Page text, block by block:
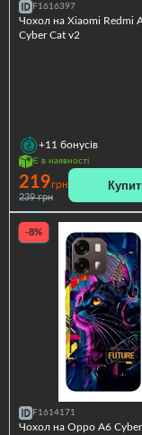
F1616397
Чохол на Xiaomi Redmi
Cyber Cat v2
+11 бонусів
Є в наявності
219грн
239 грн
-8%
F1614171
Чохол на Oppo A6